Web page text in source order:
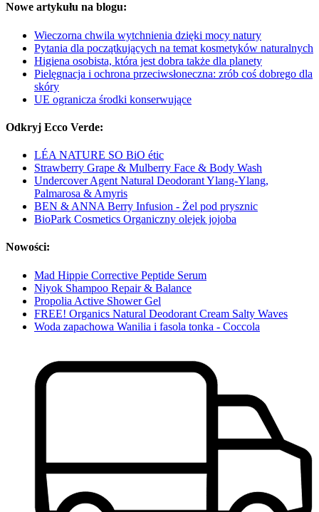
Nowe artykułu na blogu:
Wieczorna chwila wytchnienia dzięki mocy natury
Pytania dla początkujących na temat kosmetyków naturalnych
Higiena osobista, która jest dobra także dla planety
Pielęgnacja i ochrona przeciwsłoneczna: zrób coś dobrego dla
skóry
UE ogranicza środki konserwujące
Odkryj Ecco Verde:
LÉA NATURE SO BiO étic
Strawberry Grape & Mulberry Face & Body Wash
Undercover Agent Natural Deodorant Ylang-Ylang,
Palmarosa & Amyris
BEN & ANNA Berry Infusion - Żel pod prysznic
BioPark Cosmetics Organiczny olejek jojoba
Nowości:
Mad Hippie Corrective Peptide Serum
Niyok Shampoo Repair & Balance
Propolia Active Shower Gel
FREE! Organics Natural Deodorant Cream Salty Waves
Woda zapachowa Wanilia i fasola tonka - Coccola